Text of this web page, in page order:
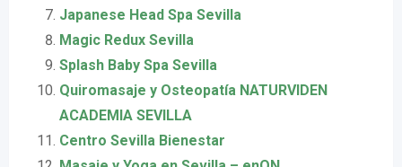
Japanese Head Spa Sevilla
Magic Redux Sevilla
Splash Baby Spa Sevilla
Quiromasaje y Osteopatía NATURVIDEN
ACADEMIA SEVILLA
Centro Sevilla Bienestar